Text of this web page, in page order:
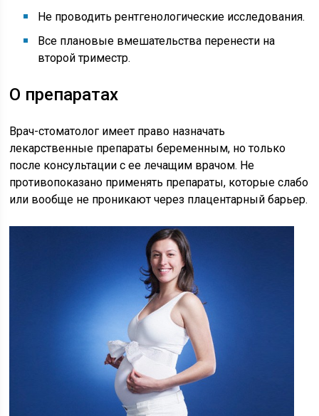
Не проводить рентгенологические исследования.
Все плановые вмешательства перенести на
второй триместр.
О препаратах
Врач-стоматолог имеет право назначать
лекарственные препараты беременным, но только
после консультации с ее лечащим врачом. Не
противопоказано применять препараты, которые слабо
или вообще не проникают через плацентарный барьер.